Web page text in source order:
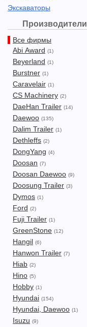
Экскаваторы
Производители
Все фирмы
Abi Award (1)
Beyerland (1)
Burstner (1)
Caravelair (1)
CS Machinery (2)
DaeHan Trailer (14)
Daewoo (135)
Dalim Trailer (1)
Dethleffs (2)
DongYang (4)
Doosan (7)
Doosan Daewoo (9)
Doosung Trailer (3)
Dymos (1)
Ford (2)
Fuji Trailer (1)
GreenStone (12)
Hangil (6)
Hanwon Trailer (7)
Hiab (2)
Hino (5)
Hobby (1)
Hyundai (154)
Hyundai, Daewoo (1)
Isuzu (9)